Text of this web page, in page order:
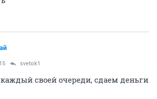
svetok1
своей очереди, сдаем деньги